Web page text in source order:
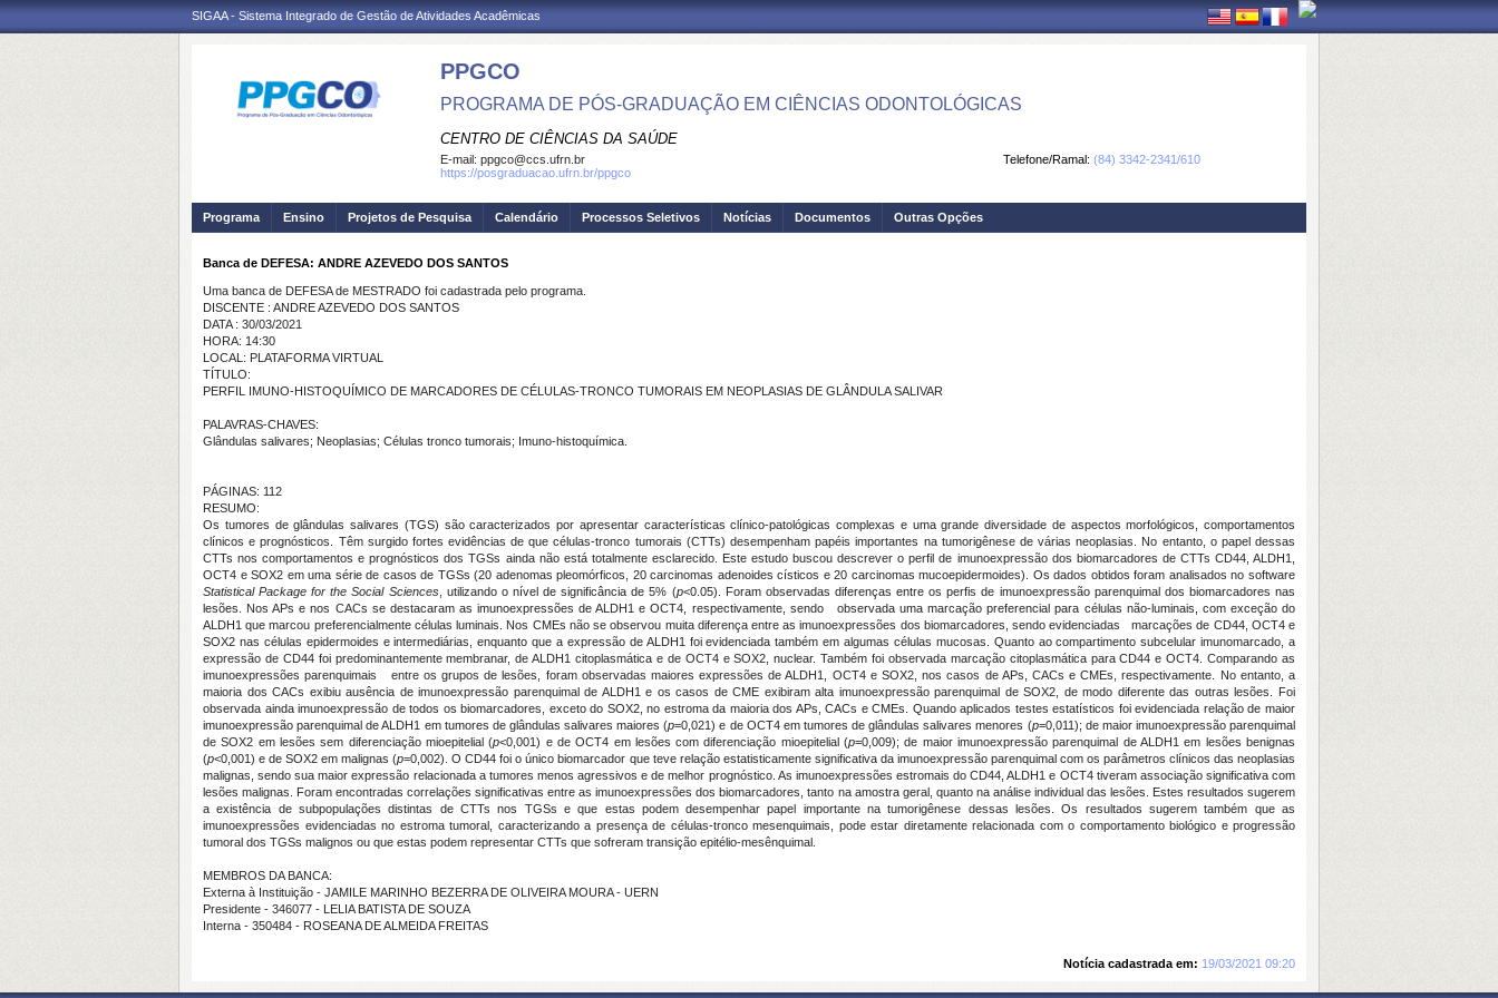
SIGAA - Sistema Integrado de Gestão de Atividades Acadêmicas
PPGCO
PROGRAMA DE PÓS-GRADUAÇÃO EM CIÊNCIAS ODONTOLÓGICAS
CENTRO DE CIÊNCIAS DA SAÚDE
Telefone/Ramal: (84) 3342-2341/610
E-mail: ppgco@ccs.ufrn.br
https://posgraduacao.ufrn.br/ppgco
Programa Ensino Projetos de Pesquisa Calendário Processos Seletivos Notícias Documentos Outras Opções
Banca de DEFESA: ANDRE AZEVEDO DOS SANTOS
Uma banca de DEFESA de MESTRADO foi cadastrada pelo programa.
DISCENTE : ANDRE AZEVEDO DOS SANTOS
DATA : 30/03/2021
HORA: 14:30
LOCAL: PLATAFORMA VIRTUAL
TÍTULO:
PERFIL IMUNO-HISTOQUÍMICO DE MARCADORES DE CÉLULAS-TRONCO TUMORAIS EM NEOPLASIAS DE GLÂNDULA SALIVAR
PALAVRAS-CHAVES:
Glândulas salivares; Neoplasias; Células tronco tumorais; Imuno-histoquímica.
PÁGINAS: 112
RESUMO:
Os tumores de glândulas salivares (TGS) são caracterizados por apresentar características clínico-patológicas complexas e uma grande diversidade de aspectos morfológicos, comportamentos
clínicos e prognósticos. Têm surgido fortes evidências de que células-tronco tumorais (CTTs) desempenham papéis importantes na tumorigênese de várias neoplasias. No entanto, o papel dessas
CTTs nos comportamentos e prognósticos dos TGSs ainda não está totalmente esclarecido. Este estudo buscou descrever o perfil de imunoexpressão dos biomarcadores de CTTs CD44, ALDH1,
OCT4 e SOX2 em uma série de casos de TGSs (20 adenomas pleomórficos, 20 carcinomas adenoides císticos e 20 carcinomas mucoepidermoides). Os dados obtidos foram analisados no software
Statistical Package for the Social Sciences, utilizando o nível de significância de 5% (p<0.05). Foram observadas diferenças entre os perfis de imunoexpressão parenquimal dos biomarcadores nas
lesões. Nos APs e nos CACs se destacaram as imunoexpressões de ALDH1 e OCT4, respectivamente, sendo observada uma marcação preferencial para células não-luminais, com exceção do
ALDH1 que marcou preferencialmente células luminais. Nos CMEs não se observou muita diferença entre as imunoexpressões dos biomarcadores, sendo evidenciadas marcações de CD44, OCT4 e
SOX2 nas células epidermoides e intermediárias, enquanto que a expressão de ALDH1 foi evidenciada também em algumas células mucosas. Quanto ao compartimento subcelular imunomarcado, a
expressão de CD44 foi predominantemente membranar, de ALDH1 citoplasmática e de OCT4 e SOX2, nuclear. Também foi observada marcação citoplasmática para CD44 e OCT4. Comparando as
imunoexpressões parenquimais entre os grupos de lesões, foram observadas maiores expressões de ALDH1, OCT4 e SOX2, nos casos de APs, CACs e CMEs, respectivamente. No entanto, a
maioria dos CACs exibiu ausência de imunoexpressão parenquimal de ALDH1 e os casos de CME exibiram alta imunoexpressão parenquimal de SOX2, de modo diferente das outras lesões. Foi
observada ainda imunoexpressão de todos os biomarcadores, exceto do SOX2, no estroma da maioria dos APs, CACs e CMEs. Quando aplicados testes estatísticos foi evidenciada relação de maior
imunoexpressão parenquimal de ALDH1 em tumores de glândulas salivares maiores (p=0,021) e de OCT4 em tumores de glândulas salivares menores (p=0,011); de maior imunoexpressão parenquimal
de SOX2 em lesões sem diferenciação mioepitelial (p<0,001) e de OCT4 em lesões com diferenciação mioepitelial (p=0,009); de maior imunoexpressão parenquimal de ALDH1 em lesões benignas
(p<0,001) e de SOX2 em malignas (p=0,002). O CD44 foi o único biomarcador que teve relação estatisticamente significativa da imunoexpressão parenquimal com os parâmetros clínicos das neoplasias
malignas, sendo sua maior expressão relacionada a tumores menos agressivos e de melhor prognóstico. As imunoexpressões estromais do CD44, ALDH1 e OCT4 tiveram associação significativa com
lesões malignas. Foram encontradas correlações significativas entre as imunoexpressões dos biomarcadores, tanto na amostra geral, quanto na análise individual das lesões. Estes resultados sugerem
a existência de subpopulações distintas de CTTs nos TGSs e que estas podem desempenhar papel importante na tumorigênese dessas lesões. Os resultados sugerem também que as
imunoexpressões evidenciadas no estroma tumoral, caracterizando a presença de células-tronco mesenquimais, pode estar diretamente relacionada com o comportamento biológico e progressão
tumoral dos TGSs malignos ou que estas podem representar CTTs que sofreram transição epitélio-mesênquimal.
MEMBROS DA BANCA:
Externa à Instituição - JAMILE MARINHO BEZERRA DE OLIVEIRA MOURA - UERN
Presidente - 346077 - LELIA BATISTA DE SOUZA
Interna - 350484 - ROSEANA DE ALMEIDA FREITAS
Notícia cadastrada em: 19/03/2021 09:20